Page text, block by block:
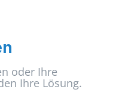
oder Ihre
Ihre Lösung.